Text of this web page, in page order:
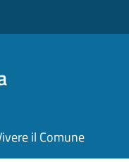
il Comune